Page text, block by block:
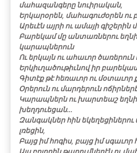
մահազանգերը նուիրական,
Երկարօրեն, մահագուժօրեն
Արեւէն այրի ու ամայի գիշերին
Բարեկամ մը անտառներու
կարապներուն
Ու երկայն ու ահաւոր ծառերուն
Երկիւղածութիւնով իր
Գիտէք թէ հեռաւոր ու մօտաւոր
Օրերուն ու մարդերուն
Կարապներն ու խարտեաշ
խեղդուեցան…
Զանգակներ հին
լռեցին,
Բայց իմ հոգիս, բայց իմ սգաւոր
Այս բոլորին թաղումներէն ու